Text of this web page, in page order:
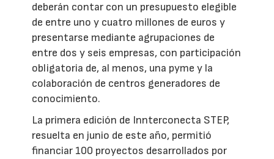
deberán contar con un presupuesto elegible
de entre uno y cuatro millones de euros y
presentarse mediante agrupaciones de
entre dos y seis empresas, con participación
obligatoria de, al menos, una pyme y la
colaboración de centros generadores de
conocimiento.
La primera edición de Innterconecta STEP,
resuelta en junio de este año, permitió
financiar 100 proyectos desarrollados por